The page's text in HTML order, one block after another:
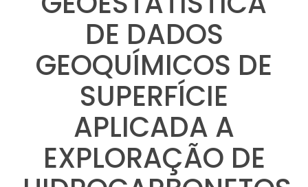
DE DADOS
GEOQUÍMICOS DE
SUPERFÍCIE
APLICADA A
EXPLORAÇÃO DE